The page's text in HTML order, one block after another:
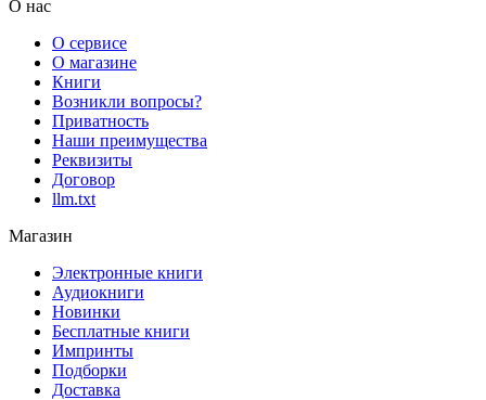
О нас
О сервисе
О магазине
Книги
Возникли вопросы?
Приватность
Наши преимущества
Реквизиты
Договор
llm.txt
Магазин
Электронные книги
Аудиокниги
Новинки
Бесплатные книги
Импринты
Подборки
Доставка